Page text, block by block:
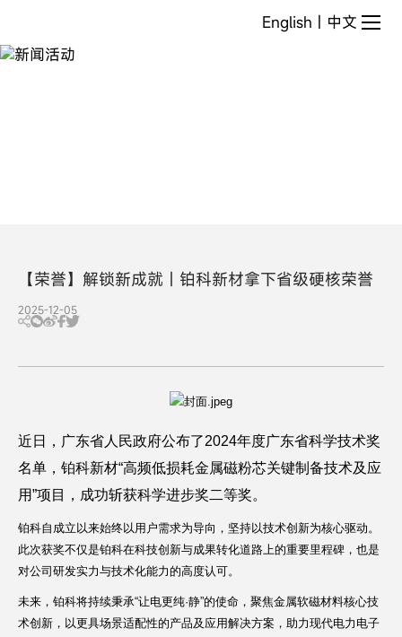
活
English 中文
【荣誉】解锁新成就丨铂科新材拿下省级硬核荣誉
2025-12-05
近日，广东省人民政府公布了2024年度广东省科学技术奖
名单，铂科新材“高频低损耗金属磁粉芯关键制备技术及应
用”项目，成功斩获科学进步奖二等奖。
铂科自成立以来始终以用户需求为导向，坚持以技术创新为核心驱动。
此次获奖不仅是铂科在科技创新与成果转化道路上的重要里程碑，也是
对公司研发实力与技术化能力的高度认可。
未来，铂科将持续秉承“让电更纯·静”的使命，聚焦金属软磁材料核心技
术创新，以更具场景适配性的产品及应用解决方案，助力现代电力电子